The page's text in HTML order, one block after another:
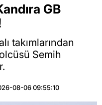
GB
takımlarından
Semih
08-06 09:55:10